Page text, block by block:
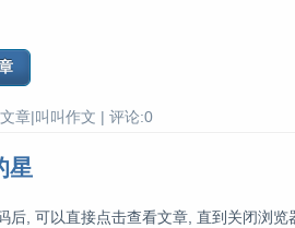
章|叫叫作文 | 评论:0
星
后, 可以直接点击查看文章, 直到关闭浏览